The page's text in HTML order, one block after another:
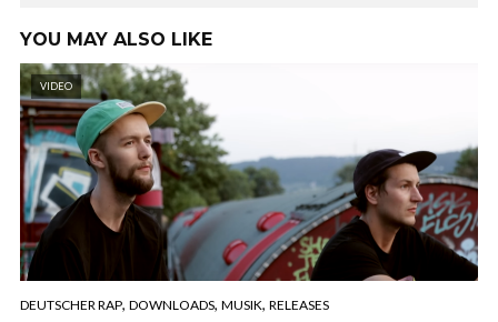
YOU MAY ALSO LIKE
VIDEO
DEUTSCHER RAP, DOWNLOADS, MUSIK, RELEASES